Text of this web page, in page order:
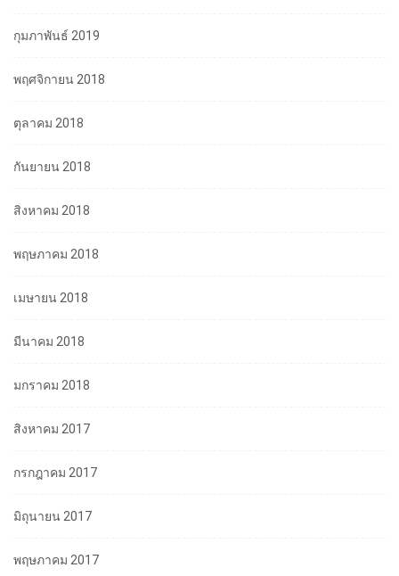
กุมภาพันธ์ 2019
พฤศจิกายน 2018
ตุลาคม 2018
กันยายน 2018
สิงหาคม 2018
พฤษภาคม 2018
เมษายน 2018
มีนาคม 2018
มกราคม 2018
สิงหาคม 2017
กรกฎาคม 2017
มิถุนายน 2017
พฤษภาคม 2017